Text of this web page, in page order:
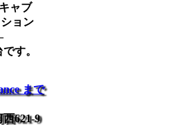
ャブ
ョン
す。
まで
621-9